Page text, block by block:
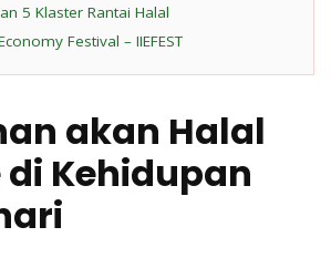
5 Klaster Rantai Halal
Festival – IIEFEST
akan Halal
di Kehidupan